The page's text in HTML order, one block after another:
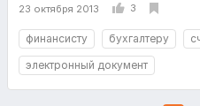
23 октября 2013 3
финансисту бухгалтеру
электронный документ